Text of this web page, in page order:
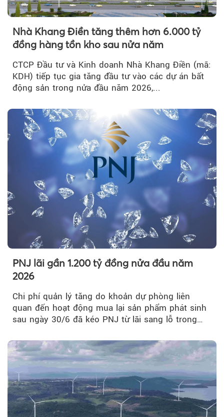
Nhà Khang Điền tăng thêm hơn 6.000 tỷ
đồng hàng tồn kho sau nửa năm
CTCP Đầu tư và Kinh doanh Nhà Khang Điền (mã:
KDH) tiếp tục gia tăng đầu tư vào các dự án bất
động sản trong nửa đầu năm 2026,...
PNJ lãi gần 1.200 tỷ đồng nửa đầu năm
2026
Chi phí quản lý tăng do khoản dự phòng liên
quan đến hoạt động mua lại sản phẩm phát sinh
sau ngày 30/6 đã kéo PNJ từ lãi sang lỗ trong